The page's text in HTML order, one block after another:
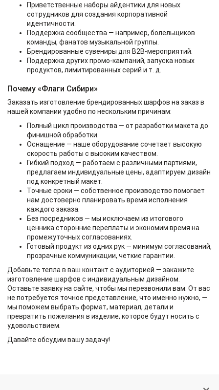
Приветственные наборы айдентики для новых
сотрудников для создания корпоративной
идентичности.
Поддержка сообщества — например, болельщиков
команды, фанатов музыкальной группы.
Брендированные сувениры для B2B-мероприятий.
Поддержка других промо-кампаний, запуска новых
продуктов, лимитированных серий и т. д.
Почему «Флаги Сибири»
Заказать изготовление брендированных шарфов на заказ в
нашей компании удобно по нескольким причинам:
Полный цикл производства — от разработки макета до
финишной обработки.
Оснащение — наше оборудование сочетает высокую
скорость работы с высоким качеством.
Гибкий подход — работаем с различными партиями,
предлагаем индивидуальные цены, адаптируем дизайн
под конкретный макет.
Точные сроки — собственное производство помогает
нам достоверно планировать время исполнения
каждого заказа.
Без посредников — мы исключаем из итогового
ценника сторонние переплаты и экономим время на
промежуточных согласованиях.
Готовый продукт из одних рук — минимум согласований,
прозрачные коммуникации, четкие гарантии.
Добавьте тепла в ваш контакт с аудиторией — закажите
изготовление шарфов с индивидуальным дизайном.
Оставьте заявку на сайте, чтобы мы перезвонили вам. От вас
не потребуется точное представление, что именно нужно, —
мы поможем выбрать формат, материал, детали и
превратить пожелания в изделие, которое будут носить с
удовольствием.
Давайте обсудим вашу задачу!